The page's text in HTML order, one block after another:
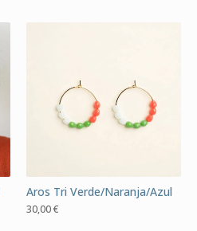
Aros Tri Verde/Naranja/Azul
30,00€